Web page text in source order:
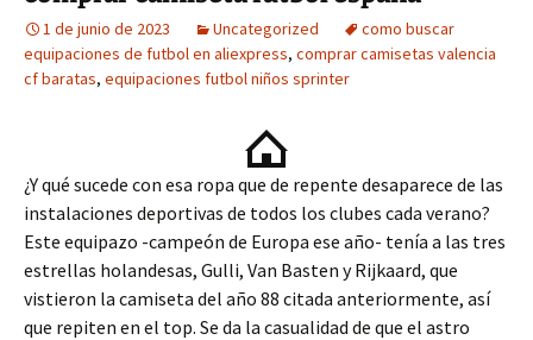
1 de junio de 2023 Uncategorized
como buscar
equipaciones de futbol en aliexpress, comprar camisetas valencia
cf baratas, equipaciones futbol niños sprinter
¿Y qué sucede con esa ropa que de repente desaparece de las
instalaciones deportivas de todos los clubes cada verano?
Este equipazo -campeón de Europa ese año- tenía a las tres
estrellas holandesas, Gulli, Van Basten y Rijkaard, que
vistieron la camiseta del año 88 citada anteriormente, así
que repiten en el top. Se da la casualidad de que el astro